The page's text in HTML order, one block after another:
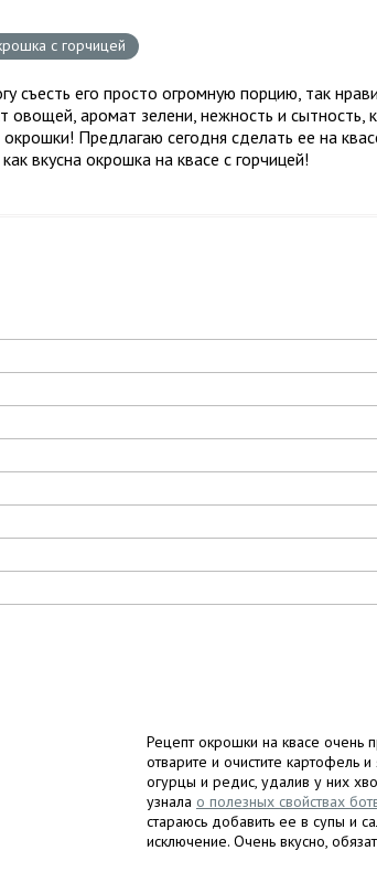
с горчицей
съесть его просто огромную порцию, так
овощей, аромат зелени, нежность и
Предлагаю сегодня сделать ее на
вкусна окрошка на квасе с горчицей!
Рецепт окрошки на квасе очень
отварите и очистите картофель
огурцы и редис, удалив у них
узнала о полезных свойствах
стараюсь добавить ее в супы и
исключение. Очень вкусно,